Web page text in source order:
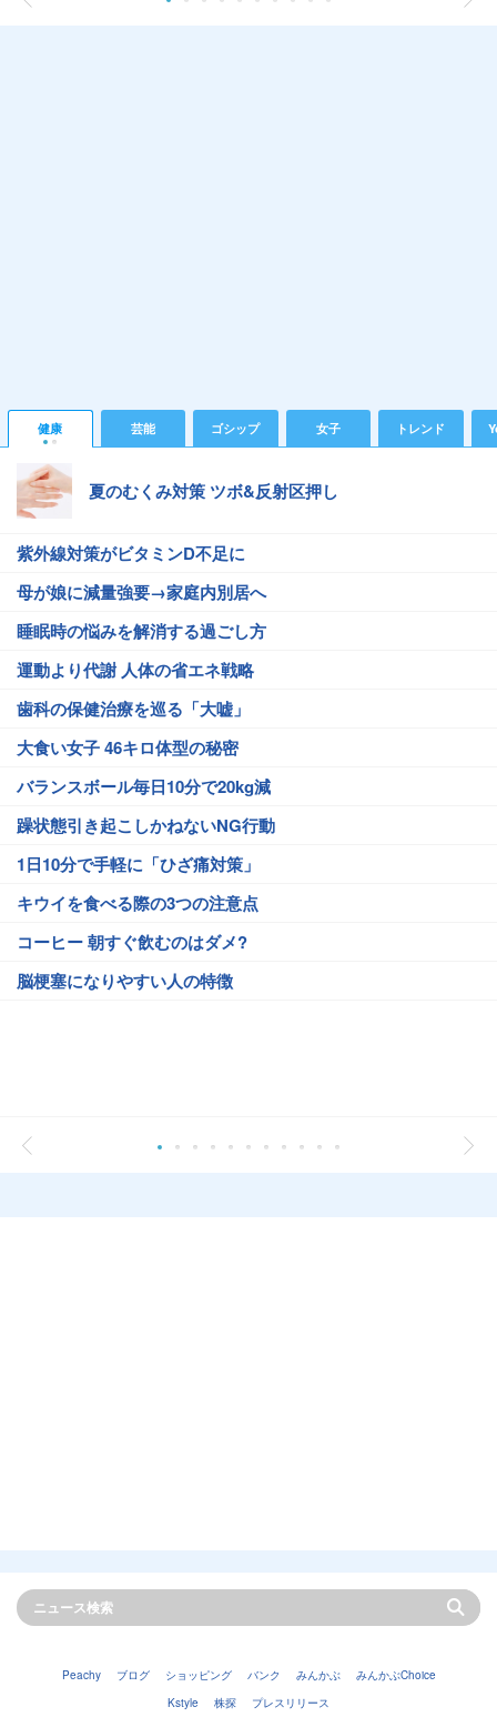
健康 芸能 ゴシップ 女子 トレンド
夏のむくみ対策 ツボ&反射区押し
紫外線対策がビタミンD不足に
母が娘に減量強要→家庭内別居へ
睡眠時の悩みを解消する過ごし方
運動より代謝 人体の省エネ戦略
歯科の保健治療を巡る「大嘘」
大食い女子 46キロ体型の秘密
バランスボール毎日10分で20kg減
躁状態引き起こしかねないNG行動
1日10分で手軽に「ひざ痛対策」
キウイを食べる際の3つの注意点
コーヒー 朝すぐ飲むのはダメ?
脳梗塞になりやすい人の特徴
Peachy ブログ ショッピング バンク みんかぶ
みんかぶChoice
Kstyle
株探 プレスリリース